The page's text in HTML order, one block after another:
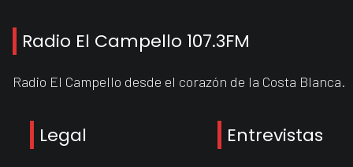
Radio El Campello 107.3FM
Radio El Campello desde el corazón de la Costa Blanca.
Legal Entrevistas